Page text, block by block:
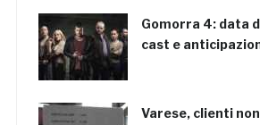
Gomorra 4: data
cast e
Varese, clienti